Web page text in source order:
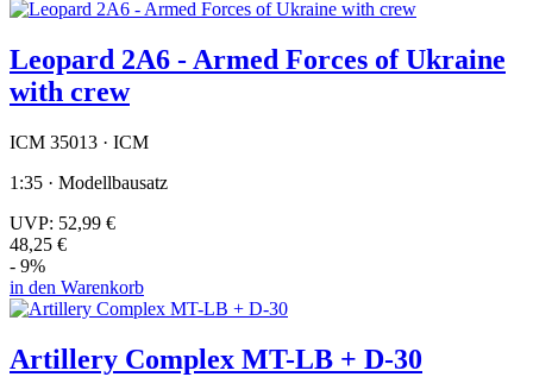
Leopard 2A6 - Armed Forces of Ukraine
with crew
ICM 35013 · ICM
1:35 · Modellbausatz
UVP: 52,99 €
48,25 €
- 9%
in den Warenkorb
Artillery Complex MT-LB + D-30